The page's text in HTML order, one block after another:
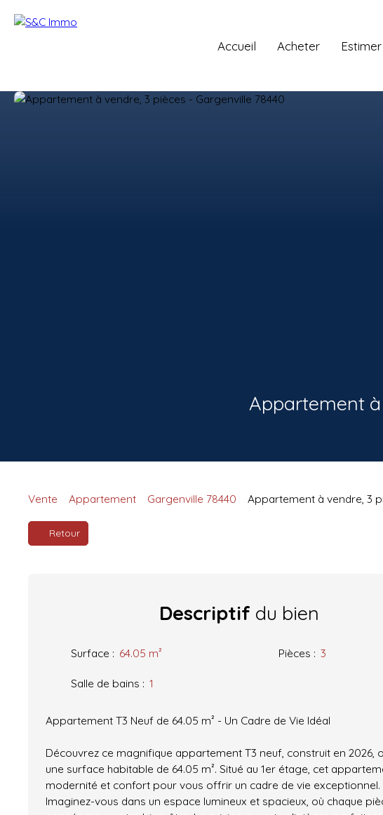
Accueil Acheter Estimer
Appartement à
Vente Appartement Gargenville 78440 Appartement à vendre, 3
Retour
Descriptif du bien
Surface : 64.05 m² Pièces : 3
Salle de bains : 1
Appartement T3 Neuf de 64.05 m² - Un Cadre de Vie Idéal
Découvrez ce magnifique appartement T3 neuf, construit en 2026,
une surface habitable de 64.05 m². Situé au 1er étage, cet
modernité et confort pour vous offrir un cadre de vie exceptionnel.
Imaginez-vous dans un espace lumineux et spacieux, où chaque